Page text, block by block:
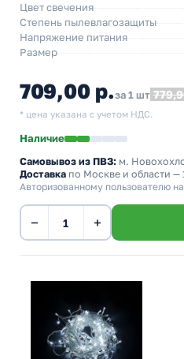
Цвет свечения
Степень пылевлагозащиты
Напряжение питания
Размер
709,00 р.за 1 шт
* цена указана с учетом НДС.
Наличие
Самовывоз из ПВЗ: м.
Доставка по Москве и области —
Авторизованному пользователю
− +